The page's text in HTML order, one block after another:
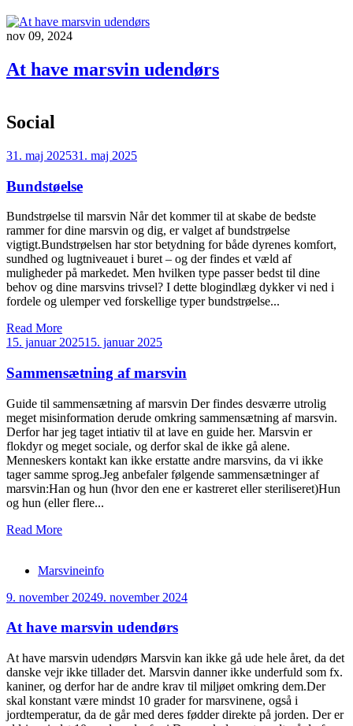
nov 09, 2024
At have marsvin udendørs
Social
31. maj 202531. maj 2025
Bundstøelse
Bundstrøelse til marsvin Når det kommer til at skabe de bedste
rammer for dine marsvin og dig, er valget af bundstrøelse
vigtigt.Bundstrøelsen har stor betydning for både dyrenes komfort,
sundhed og lugtniveauet i buret – og der findes et væld af
muligheder på markedet. Men hvilken type passer bedst til dine
behov og dine marsvins trivsel? I dette blogindlæg dykker vi ned i
fordele og ulemper ved forskellige typer bundstrøelse...
Read More
15. januar 202515. januar 2025
Sammensætning af marsvin
Guide til sammensætning af marsvin Der findes desværre utrolig
meget misinformation derude omkring sammensætning af marsvin.
Derfor har jeg taget intiativ til at lave en guide her. Marsvin er
flokdyr og meget sociale, og derfor skal de ikke gå alene.
Menneskers kontakt kan ikke erstatte andre marsvins, da vi ikke
tager samme sprog.Jeg anbefaler følgende sammensætninger af
marsvin:Han og hun (hvor den ene er kastreret eller steriliseret)Hun
og hun (eller flere...
Read More
Marsvineinfo
9. november 20249. november 2024
At have marsvin udendørs
At have marsvin udendørs Marsvin kan ikke gå ude hele året, da det
danske vejr ikke tillader det. Marsvin danner ikke underfuld som fx.
kaniner, og derfor har de andre krav til miljøet omkring dem.Der
skal konstant være mindst 10 grader for marsvinene, også i
jordtemperatur, da de går med deres fødder direkte på jorden. Der er